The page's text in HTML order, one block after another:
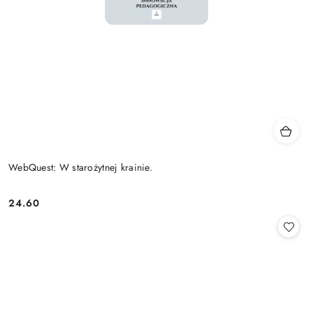
WebQuest: W starożytnej krainie.
Cena:
24.60